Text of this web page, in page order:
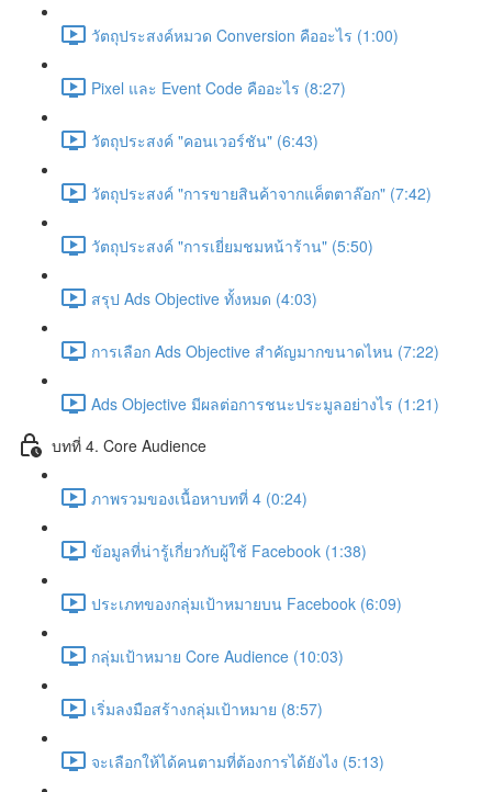
วัตถุประสงค์หมวด Conversion คืออะไร (1:00)
Pixel และ Event Code คืออะไร (8:27)
วัตถุประสงค์ "คอนเวอร์ชัน" (6:43)
วัตถุประสงค์ "การขายสินค้าจากแค็ตตาล๊อก" (7:42)
วัตถุประสงค์ "การเยี่ยมชมหน้าร้าน" (5:50)
สรุป Ads Objective ทั้งหมด (4:03)
การเลือก Ads Objective สำคัญมากขนาดไหน (7:22)
Ads Objective มีผลต่อการชนะประมูลอย่างไร (1:21)
บทที่ 4. Core Audience
ภาพรวมของเนื้อหาบทที่ 4 (0:24)
ข้อมูลที่น่ารู้เกี่ยวกับผู้ใช้ Facebook (1:38)
ประเภทของกลุ่มเป้าหมายบน Facebook (6:09)
กลุ่มเป้าหมาย Core Audience (10:03)
เริ่มลงมือสร้างกลุ่มเป้าหมาย (8:57)
จะเลือกให้ได้คนตามที่ต้องการได้ยังไง (5:13)